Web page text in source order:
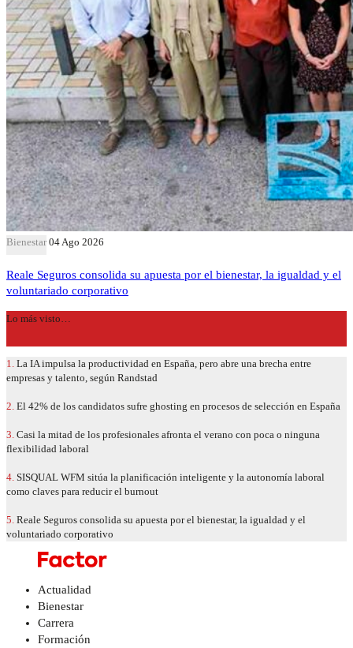
Bienestar 04 Ago 2026
Reale Seguros consolida su apuesta por el bienestar, la igualdad y el
voluntariado corporativo
Lo más visto…
1. La IA impulsa la productividad en España, pero abre una brecha entre
empresas y talento, según Randstad
2. El 42% de los candidatos sufre ghosting en procesos de selección en España
3. Casi la mitad de los profesionales afronta el verano con poca o ninguna
flexibilidad laboral
4. SISQUAL WFM sitúa la planificación inteligente y la autonomía laboral
como claves para reducir el burnout
5. Reale Seguros consolida su apuesta por el bienestar, la igualdad y el
voluntariado corporativo
Actualidad
Bienestar
Carrera
Formación